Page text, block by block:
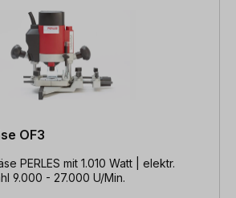
OF3
PERLES mit 1.010 Watt | elektr.
9.000 - 27.000 U/Min.